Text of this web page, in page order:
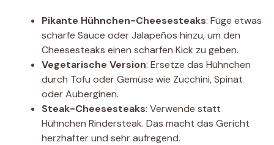
Pikante Hühnchen-Cheesesteaks: Füge etwas
scharfe Sauce oder Jalapeños hinzu, um den
Cheesesteaks einen scharfen Kick zu geben.
Vegetarische Version: Ersetze das Hühnchen
durch Tofu oder Gemüse wie Zucchini, Spinat
oder Auberginen.
Steak-Cheesesteaks: Verwende statt
Hühnchen Rindersteak. Das macht das Gericht
herzhafter und sehr aufregend.